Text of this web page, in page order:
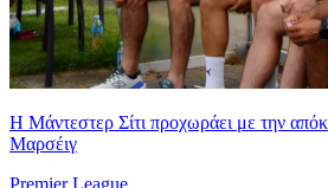
Η Μάντεστερ Σίτι προχωράει με την
Μαρσέιγ